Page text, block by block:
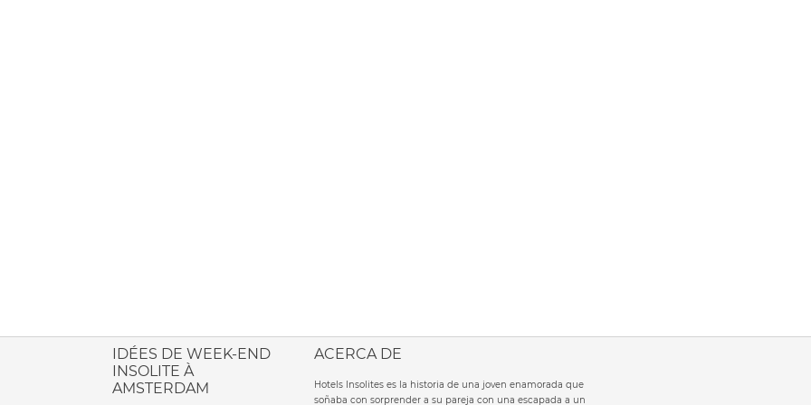
italiana
IDÉES DE WEEK-END
INSOLITE À
AMSTERDAM
ACERCA DE
Hotels Insolites es la historia de una joven enamorada que
soñaba con sorprender a su pareja con una escapada a un